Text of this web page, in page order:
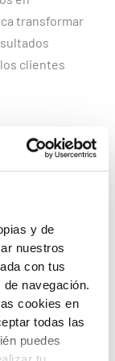
y de
nuestros
con tus
navegación.
cookies en
todas las
puedes
transformar
clientes
vendedores
productos,
tiempo,